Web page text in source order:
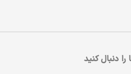
را دنبال کنید